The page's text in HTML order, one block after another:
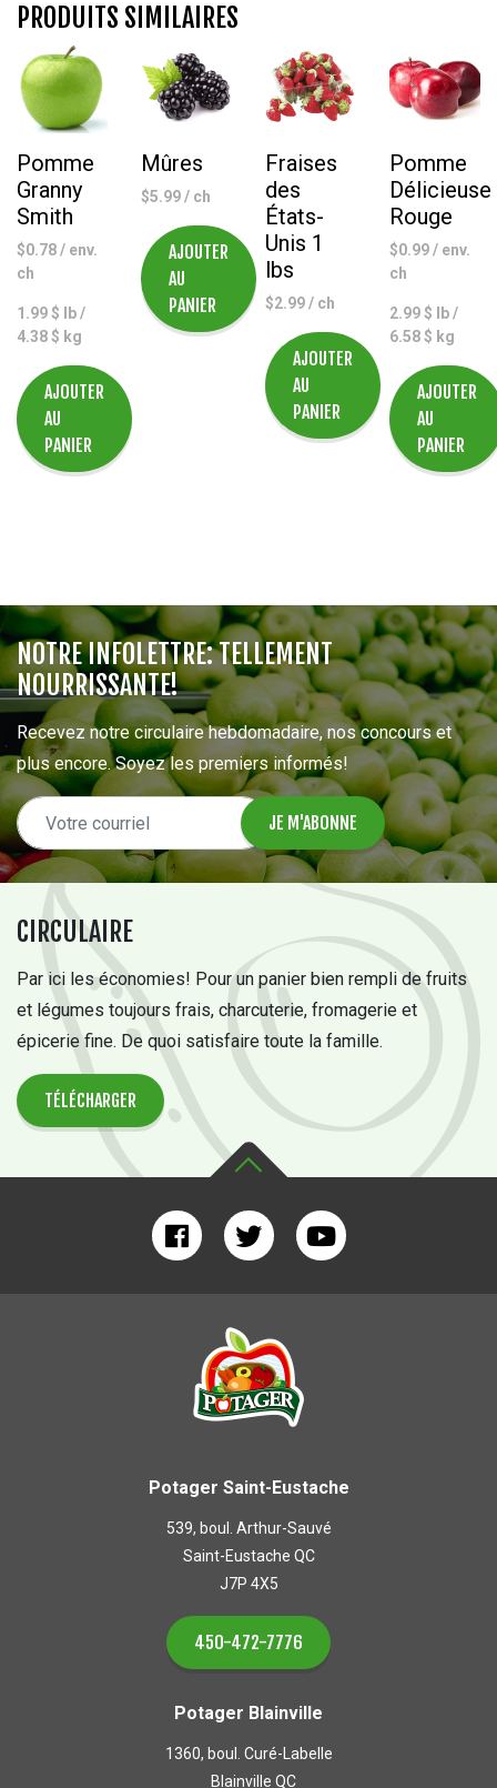
PRODUITS SIMILAIRES
Pomme
Granny
Smith
$0.78/ env.
ch
1.99 $ lb /
4.38 $ kg
AJOUTER
AU
PANIER
Mûres
$5.99/ ch
AJOUTER
AU
PANIER
Fraises
des
États-
Unis 1
lbs
$2.99/ ch
AJOUTER
AU
PANIER
Pomme
Délicieuse
Rouge
$0.99/ env.
ch
2.99 $ lb /
6.58 $ kg
AJOUTER
AU
PANIER
CIRCULAIRE
Par ici les économies! Pour un panier bien rempli de fruits
et légumes toujours frais, charcuterie, fromagerie et
épicerie fine. De quoi satisfaire toute la famille.
TÉLÉCHARGER
NOTRE INFOLETTRE: TELLEMENT
NOURRISSANTE!
Recevez notre circulaire hebdomadaire, nos concours et
plus encore. Soyez les premiers informés!
Potager Saint-Eustache
539, boul. Arthur-Sauvé
Saint-Eustache QC
J7P 4X5
450-472-7776
Potager Blainville
1360, boul. Curé-Labelle
Blainville QC